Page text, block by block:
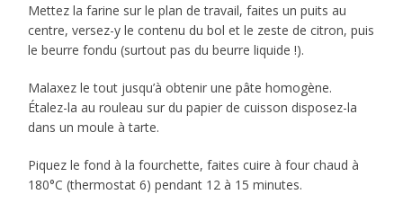
Mettez la farine sur le plan de travail, faites un puits au
centre, versez-y le contenu du bol et le zeste de citron, puis
le beurre fondu (surtout pas du beurre liquide !).
Malaxez le tout jusqu’à obtenir une pâte homogène.
Étalez-la au rouleau sur du papier de cuisson disposez-la
dans un moule à tarte.
Piquez le fond à la fourchette, faites cuire à four chaud à
180°C (thermostat 6) pendant 12 à 15 minutes.